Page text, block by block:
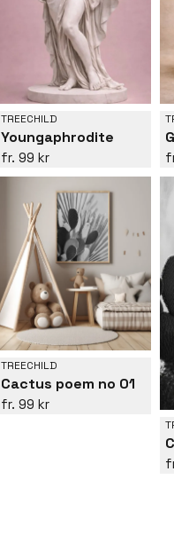
TREECHILD
Youngaphrodite
99 kr
TREECHILD
Cactus poem no 01
99 kr